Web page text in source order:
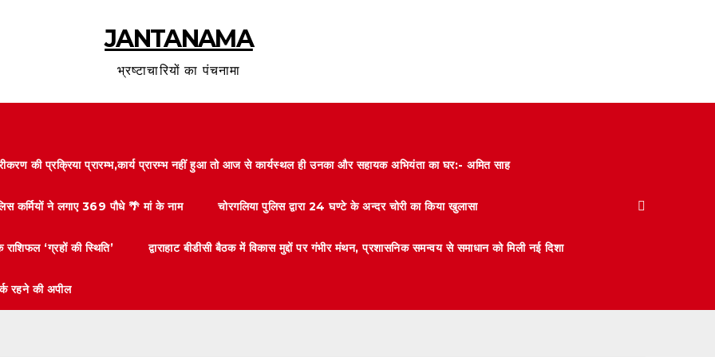
JANTANAMA
भ्रष्टाचारियों का पंचनामा
की प्रक्रिया प्रारम्भ,कार्य प्रारम्भ नहीं हुआ तो आज से कार्यस्थल ही उनका और सहायक अभियंता का घर:- अमित साह
कर्मियों ने लगाए 369 पौधे 🌴 मां के नाम चोरगलिया पुलिस द्वारा 24 घण्टे के अन्दर चोरी का किया खुलासा
‘ग्रहों की स्थिति’ द्वाराहाट बीडीसी बैठक में विकास मुद्दों पर गंभीर मंथन, प्रशासनिक समन्वय से समाधान को मिली नई दिशा
रहने की अपील